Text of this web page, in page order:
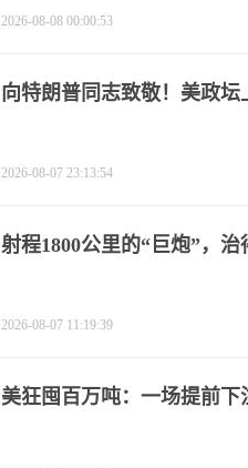
2026-08-08 00:00:53
向特朗普同志致敬！美政坛
2026-08-07 23:13:54
射程1800公里的“巨炮”，治
2026-08-07 11:19:39
美狂囤百万吨：一场提前下